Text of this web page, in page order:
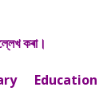
কৰা।
Education